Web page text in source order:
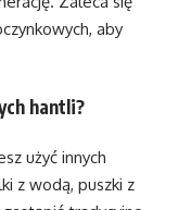
aby
hantli?
użyć innych
z wodą, puszki z